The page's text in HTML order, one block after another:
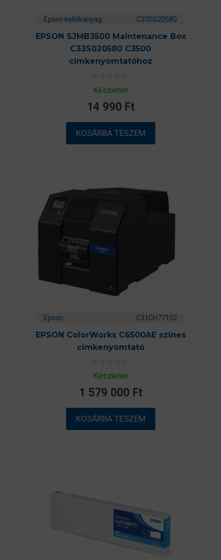
Epson kellékanyag C33S020580
EPSON SJMB3500 Maintenance Box
C33S020580 C3500
címkenyomtatóhoz
0
a
5
b
ő
l
Készleten
14 990 Ft
KOSÁRBA TESZEM
Epson C31CH77102
EPSON ColorWorks C6500AE színes
címkenyomtató
0
a
5
b
ő
l
Készleten
1 579 000 Ft
KOSÁRBA TESZEM